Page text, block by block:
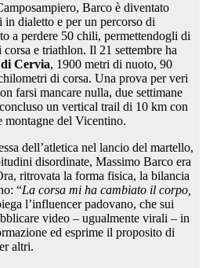
Barco è diventato
dialetto e per un percorso di
a perdere 50 chili, permettendogli di
corsa e triathlon. Il 21 settembre ha
Cervia, 1900 metri di nuoto, 90
di corsa. Una prova per veri
farsi mancare nulla, due settimane
un vertical trail di 10 km con
del Vicentino.
dell’atletica nel lancio del martello,
disordinate, Massimo Barco era
ritrovata la forma fisica, la bilancia
“La corsa mi ha cambiato il corpo,
l’influencer padovano, che sui
video – ugualmente virali – in
ed esprime il proposito di
altri.